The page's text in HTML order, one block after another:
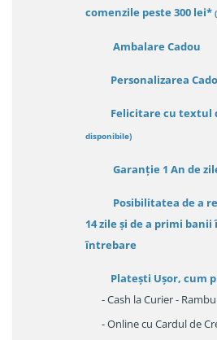
comenzile peste 300 lei*
Ambalare Cadou
Personalizarea
Felicitare cu textul
disponibile)
Garanție 1 An de
Posibilitatea de a
14 zileși de a primi banii
întrebare
Platești Ușor, cum
- Cash la Curier -
- Online cu Cardul de